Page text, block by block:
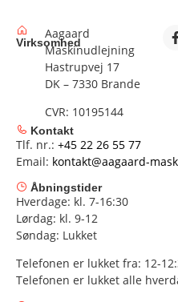
Virksomhed
Aagaard
Maskinudlejning
Hastrupvej 17
DK – 7330 Brande
CVR: 10195144
Kontakt
Tlf. nr.: +45 22 26 55 77
Email: kontakt@aagaard-
Åbningstider
Hverdage: kl. 7-16:30
Lørdag: kl. 9-12
Søndag: Lukket
Telefonen er lukket fra: 12-
Telefonen er lukket alle